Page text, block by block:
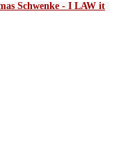
Schwenke - I LAW it